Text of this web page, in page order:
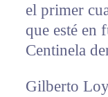
el primer
que esté en
Centinela
Gilberto